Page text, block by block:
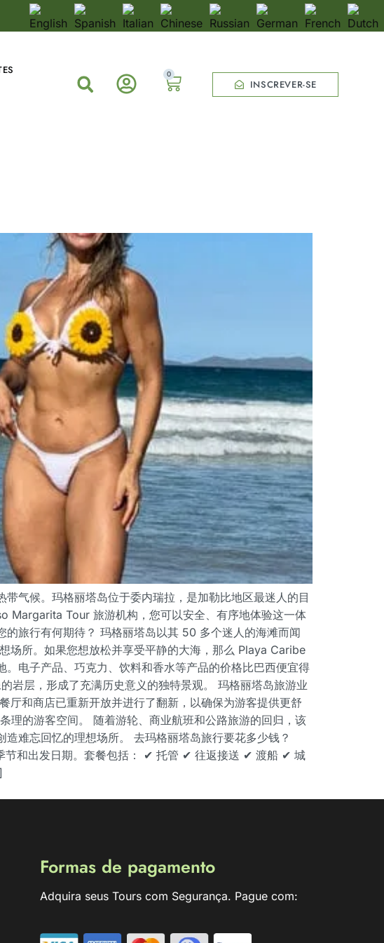
0
INSCREVER-SE
气候。玛格丽塔岛位于委内瑞拉，是加勒比地区最迷人的目
Margarita Tour 旅游机构，您可以安全、有序地体验这一体
旅行有何期待？ 玛格丽塔岛以其 50 多个迷人的海滩而闻
场所。如果您想放松并享受平静的大海，那么 Playa Caribe
电子产品、巧克力、饮料和香水等产品的价格比巴西便宜得
岩层，形成了充满历史意义的独特景观。 玛格丽塔岛旅游业
厅和商店已重新开放并进行了翻新，以确保为游客提供更舒
理的游客空间。 随着游轮、商业航班和公路旅游的回归，该
难忘回忆的理想场所。 去玛格丽塔岛旅行要花多少钱？
节和出发日期。套餐包括： ✔ 托管 ✔ 往返接送 ✔ 渡船 ✔ 城
Formas de pagamento
Adquira seus Tours com Segurança. Pague com: